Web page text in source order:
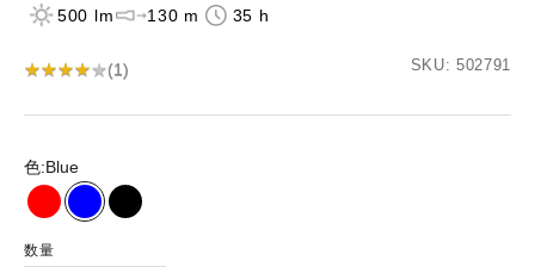
500 lm 130 m 35 h
★★★★★
★★★★★(1) SKU: 502791
色:Blue
Red Blue Black
数量